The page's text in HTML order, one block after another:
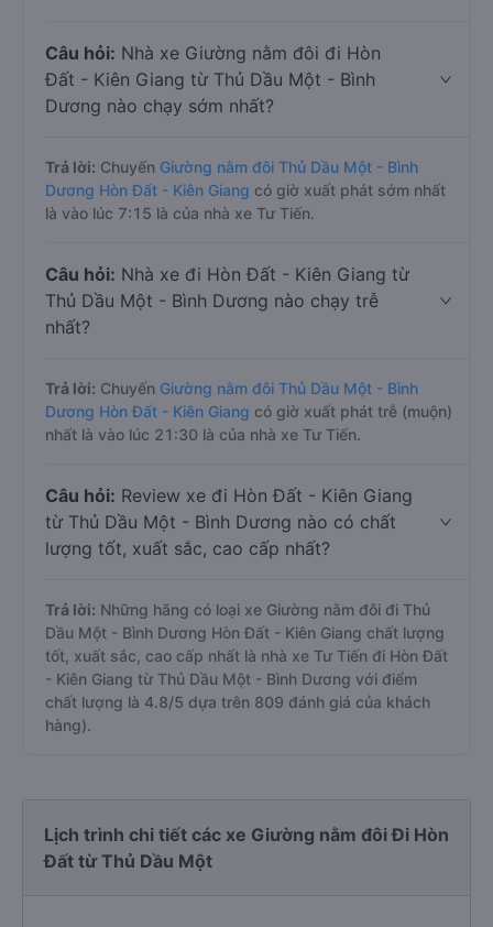
Câu hỏi: Nhà xe Giường nằm đôi đi Hòn
Đất - Kiên Giang từ Thủ Dầu Một - Bình
Dương nào chạy sớm nhất?
Trả lời: Chuyến Giường nằm đôi Thủ Dầu Một - Bình
Dương Hòn Đất - Kiên Giang có giờ xuất phát sớm nhất
là vào lúc 7:15 là của nhà xe Tư Tiến.
Câu hỏi: Nhà xe đi Hòn Đất - Kiên Giang từ
Thủ Dầu Một - Bình Dương nào chạy trễ
nhất?
Trả lời: Chuyến Giường nằm đôi Thủ Dầu Một - Bình
Dương Hòn Đất - Kiên Giang có giờ xuất phát trễ (muộn)
nhất là vào lúc 21:30 là của nhà xe Tư Tiến.
Câu hỏi: Review xe đi Hòn Đất - Kiên Giang
từ Thủ Dầu Một - Bình Dương nào có chất
lượng tốt, xuất sắc, cao cấp nhất?
Trả lời: Những hãng có loại xe Giường nằm đôi đi Thủ
Dầu Một - Bình Dương Hòn Đất - Kiên Giang chất lượng
tốt, xuất sắc, cao cấp nhất là nhà xe Tư Tiến đi Hòn Đất
- Kiên Giang từ Thủ Dầu Một - Bình Dương với điểm
chất lượng là 4.8/5 dựa trên 809 đánh giá của khách
hàng).
Lịch trình chi tiết các xe Giường nằm đôi Đi Hòn
Đất từ Thủ Dầu Một